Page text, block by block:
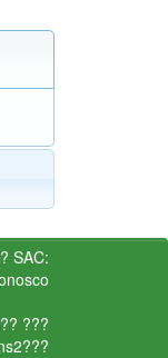
SAC:
???